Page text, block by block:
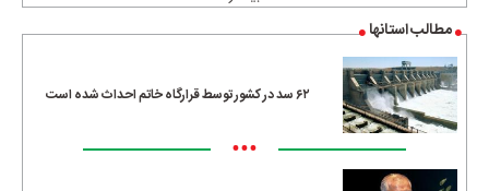
مطالب استانها
۶۲ سد در کشور توسط قرارگاه خاتم احداث شده است
•••